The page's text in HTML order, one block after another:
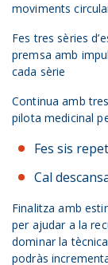
moviments
Fes tres sèries
premsa amb
cada sèrie
Continua amb
pilota medicinal
Fes sis
Cal
Finalitza amb
per ajudar a la
dominar la
podràs